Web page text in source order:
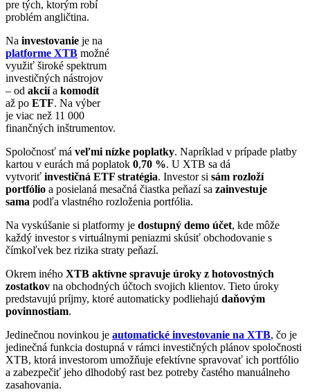
pre tých, ktorým robí
problém angličtina.
Na investovanie je na
platforme XTB možné
využiť široké spektrum
investičných nástrojov
– od akciía komodít
až po ETF. Na výber
je viac než 11 000
finančných inštrumentov.
Spoločnosť má veľmi nízke poplatky. Napríklad v prípade platby
kartou v eurách má poplatok 0,70 %. U XTB sa dá
vytvoriť investičná ETF stratégia. Investor si sám rozloží
portfólio a posielaná mesačná čiastka peňazí sa zainvestuje
sama podľa vlastného rozloženia portfólia.
Na vyskúšanie si platformy je dostupný demo účet, kde môže
každý investor s virtuálnymi peniazmi skúsiť obchodovanie s
čímkoľvek bez rizika straty peňazí.
Okrem iného XTB aktívne spravuje úroky z hotovostných
zostatkov na obchodných účtoch svojich klientov. Tieto úroky
predstavujú príjmy, ktoré automaticky podliehajú daňovým
povinnostiam.
Jedinečnou novinkou je automatické investovanie na XTB, čo je
jedinečná funkcia dostupná v rámci investičných plánov spoločnosti
XTB, ktorá investorom umožňuje efektívne spravovať ich portfólio
a zabezpečiť jeho dlhodobý rast bez potreby častého manuálneho
zasahovania.